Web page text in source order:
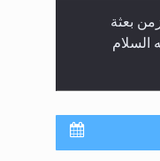
بعثة
السلام